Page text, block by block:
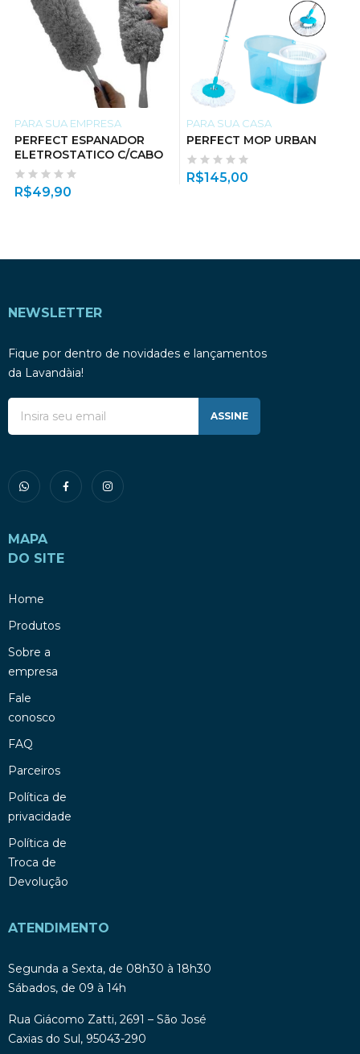
PARA SUA EMPRESA
PERFECT ESPANADOR
ELETROSTATICO C/CABO
R$49,90
PARA SUA CASA
PERFECT MOP URBAN
R$145,00
NEWSLETTER
Fique por dentro de novidades e lançamentos
da Lavandàia!
ASSINE
MAPA
DO SITE
Home
Produtos
Sobre a
empresa
Fale
conosco
FAQ
Parceiros
Política de
privacidade
Política de
Troca de
Devolução
ATENDIMENTO
Segunda a Sexta, de 08h30 à 18h30
Sábados, de 09 à 14h
Rua Giácomo Zatti, 2691 – São José
Caxias do Sul, 95043-290